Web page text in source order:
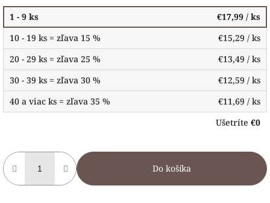
1 - 9 ks
€17,99 / ks
10 - 19 ks = zľava 15 %
€15,29 / ks
20 - 29 ks = zľava 25 %
€13,49 / ks
30 - 39 ks = zľava 30 %
€12,59 / ks
40 a viac ks = zľava 35 %
€11,69 / ks
Ušetríte €0
Do košíka